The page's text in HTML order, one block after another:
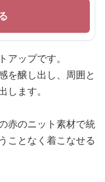
ップです。
を醸し出し、周囲と
ます。
赤のニット素材で統
ことなく着こなせる